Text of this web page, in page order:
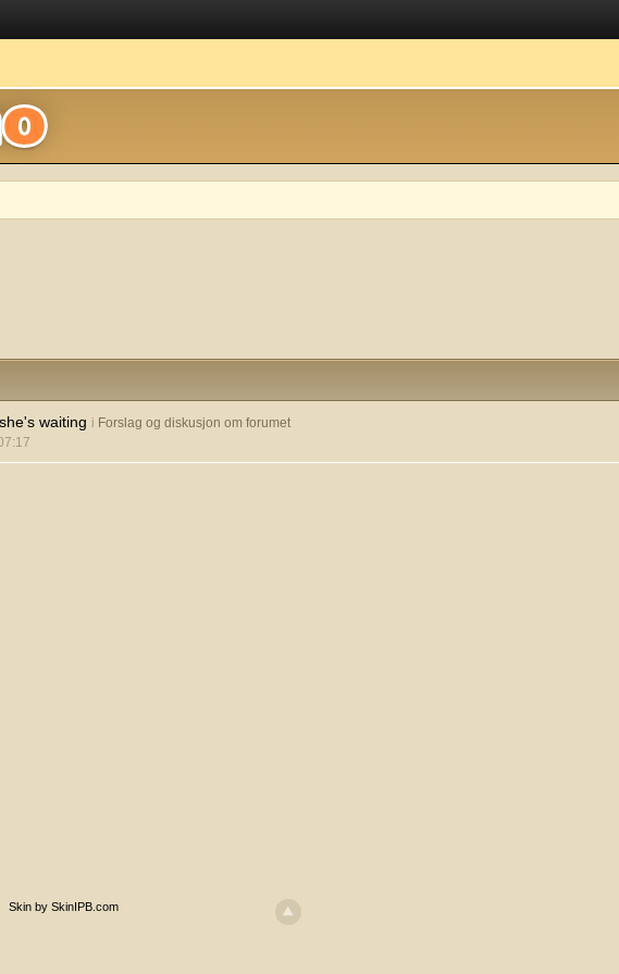
waiting i Forslag og diskusjon om forumet
Skin by SkinIPB.com